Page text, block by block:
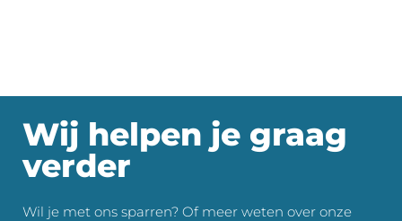
Wij helpen je graag
verder
Wil je met ons sparren? Of meer weten over onze